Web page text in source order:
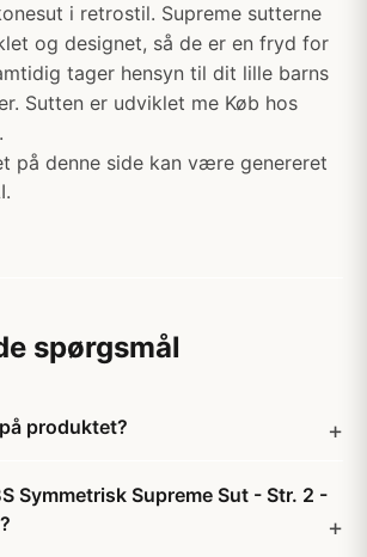
i retrostil. Supreme sutterne
og designet, så de er en fryd for
tager hensyn til dit lille barns
Sutten er udviklet me Køb hos
på denne side kan være genereret
spørgsmål
produktet?
Symmetrisk Supreme Sut - Str. 2 -